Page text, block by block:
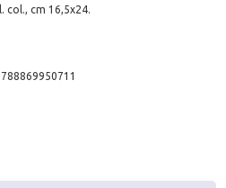
col., cm 16,5x24.